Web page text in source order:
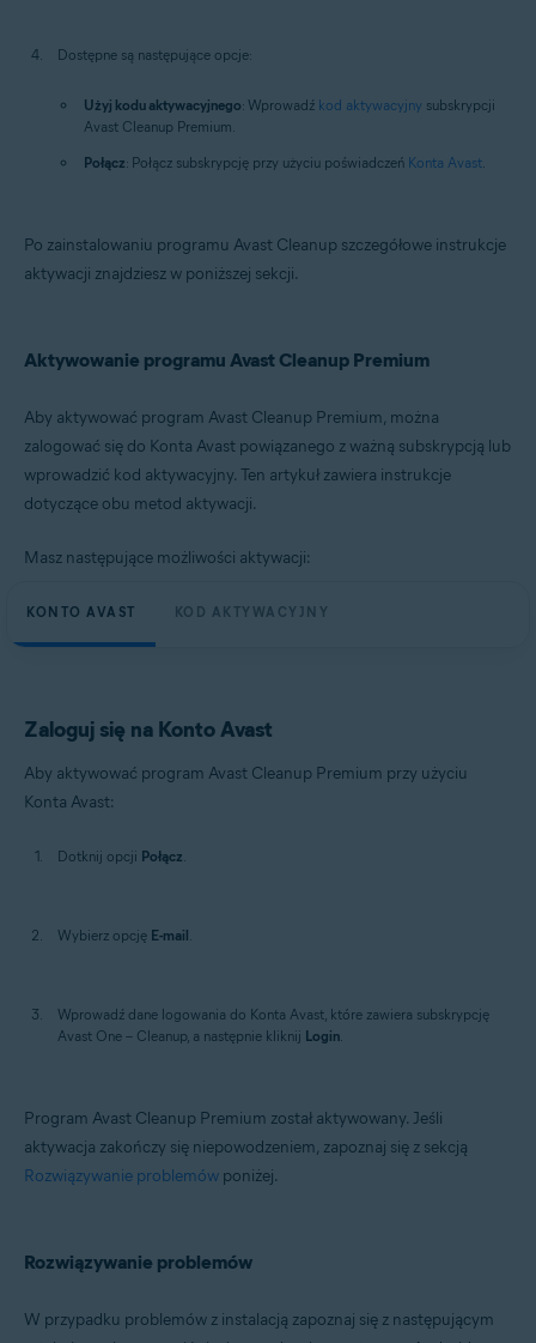
Dostępne są następujące opcje:
Użyj kodu aktywacyjnego: Wprowadź kod aktywacyjny subskrypcji
Avast Cleanup Premium.
Połącz: Połącz subskrypcję przy użyciu poświadczeń Konta Avast.
Po zainstalowaniu programu Avast Cleanup szczegółowe instrukcje
aktywacji znajdziesz w poniższej sekcji.
Aktywowanie programu Avast Cleanup Premium
Aby aktywować program Avast Cleanup Premium, można
zalogować się do Konta Avast powiązanego z ważną subskrypcją lub
wprowadzić kod aktywacyjny. Ten artykuł zawiera instrukcje
dotyczące obu metod aktywacji.
Masz następujące możliwości aktywacji:
KONTO AVAST KOD AKTYWACYJNY
Zaloguj się na Konto Avast
Aby aktywować program Avast Cleanup Premium przy użyciu
Konta Avast:
Dotknij opcji Połącz.
Wybierz opcję E-mail.
Wprowadź dane logowania do Konta Avast, które zawiera subskrypcję
Avast One – Cleanup, a następnie kliknij Login.
Program Avast Cleanup Premium został aktywowany. Jeśli
aktywacja zakończy się niepowodzeniem, zapoznaj się z sekcją
Rozwiązywanie problemów poniżej.
Rozwiązywanie problemów
W przypadku problemów z instalacją zapoznaj się z następującym